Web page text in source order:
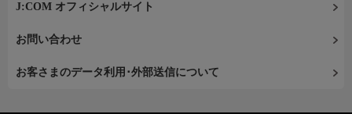
J:COM オフィシャルサイト
お問い合わせ
お客さまのデータ利用･外部送信について